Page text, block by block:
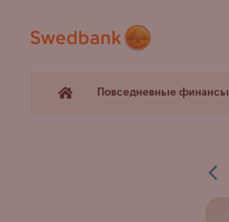
Повседневные финансы